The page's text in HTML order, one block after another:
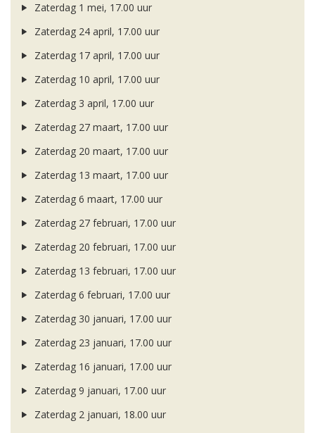
Zaterdag 1 mei, 17.00 uur
Zaterdag 24 april, 17.00 uur
Zaterdag 17 april, 17.00 uur
Zaterdag 10 april, 17.00 uur
Zaterdag 3 april, 17.00 uur
Zaterdag 27 maart, 17.00 uur
Zaterdag 20 maart, 17.00 uur
Zaterdag 13 maart, 17.00 uur
Zaterdag 6 maart, 17.00 uur
Zaterdag 27 februari, 17.00 uur
Zaterdag 20 februari, 17.00 uur
Zaterdag 13 februari, 17.00 uur
Zaterdag 6 februari, 17.00 uur
Zaterdag 30 januari, 17.00 uur
Zaterdag 23 januari, 17.00 uur
Zaterdag 16 januari, 17.00 uur
Zaterdag 9 januari, 17.00 uur
Zaterdag 2 januari, 18.00 uur